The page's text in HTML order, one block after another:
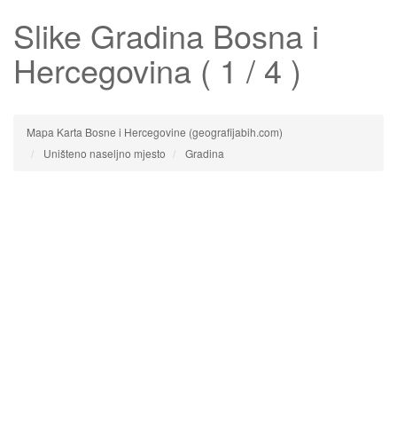
Slike Gradina Bosna i
Hercegovina ( 1 / 4 )
Mapa Karta Bosne i Hercegovine (geografijabih.com)
Uništeno naseljno mjesto
Gradina